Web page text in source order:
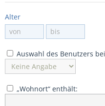
Alter
Auswahl des Benutzers
„Wohnort“ enthält: